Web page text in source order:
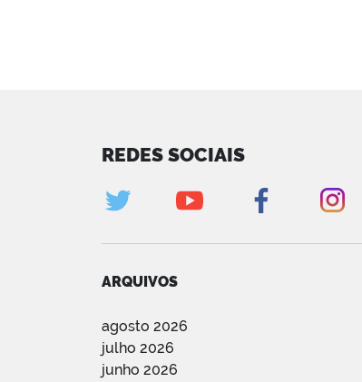
REDES SOCIAIS
ARQUIVOS
agosto 2026
julho 2026
junho 2026